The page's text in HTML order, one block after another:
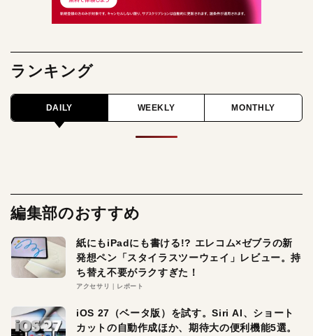
ランキング
DAILY WEEKLY MONTHLY
編集部のおすすめ
紙にもiPadにも書ける!? エレコム×ゼブラの新
発想ペン「スタイラスツーウェイ」レビュー。持
ち替え不要がラクすぎた！
アクセサリ レポート
iOS 27（ベータ版）を試す。Siri AI、ショート
カットの自動作成ほか、期待大の便利機能5選。